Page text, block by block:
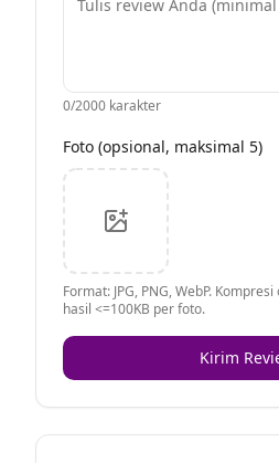
0/2000 karakter
Foto (opsional, maksimal 5)
Format: JPG, PNG, WebP.
hasil <=100KB per foto.
Kirim